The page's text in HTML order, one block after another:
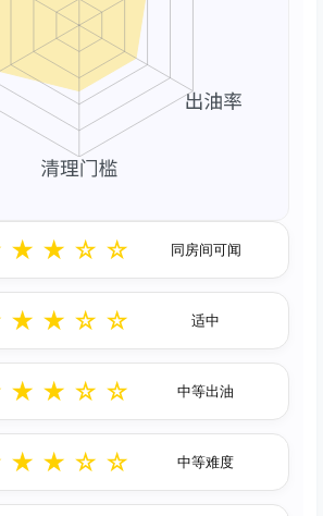
★ ★ ☆ ☆ 同房间可闻
★ ★ ☆ ☆ 适中
★ ★ ☆ ☆ 中等出油
★ ★ ☆ ☆ 中等难度